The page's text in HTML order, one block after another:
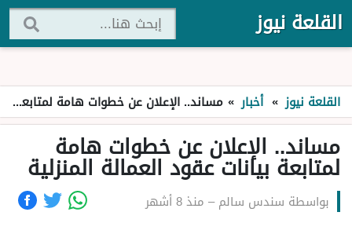
القلعة نيوز
القلعة نيوز » أخبار » مساند.. الإعلان عن خطوات هامة لمتابعة بيانات عقود العمالة المنزلية
مساند.. الإعلان عن خطوات هامة
لمتابعة بيانات عقود العمالة المنزلية
بواسطة سندس سالم– منذ 8 أشهر